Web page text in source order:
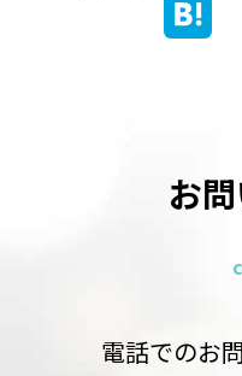
お
電話でのお